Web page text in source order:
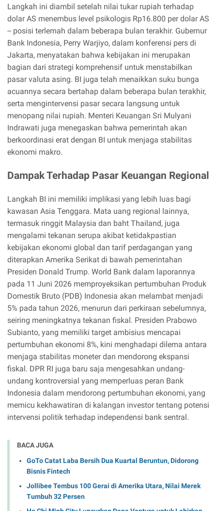
Langkah ini diambil setelah nilai tukar rupiah terhadap
dolar AS menembus level psikologis Rp16.800 per dolar AS
-- posisi terlemah dalam beberapa bulan terakhir. Gubernur
Bank Indonesia, Perry Warjiyo, dalam konferensi pers di
Jakarta, menyatakan bahwa kebijakan ini merupakan
bagian dari strategi komprehensif untuk menstabilkan
pasar valuta asing. BI juga telah menaikkan suku bunga
acuannya secara bertahap dalam beberapa bulan terakhir,
serta mengintervensi pasar secara langsung untuk
menopang nilai rupiah. Menteri Keuangan Sri Mulyani
Indrawati juga menegaskan bahwa pemerintah akan
berkoordinasi erat dengan BI untuk menjaga stabilitas
ekonomi makro.
Dampak Terhadap Pasar Keuangan Regional
Langkah BI ini memiliki implikasi yang lebih luas bagi
kawasan Asia Tenggara. Mata uang regional lainnya,
termasuk ringgit Malaysia dan baht Thailand, juga
mengalami tekanan serupa akibat ketidakpastian
kebijakan ekonomi global dan tarif perdagangan yang
diterapkan Amerika Serikat di bawah pemerintahan
Presiden Donald Trump. World Bank dalam laporannya
pada 11 Juni 2026 memproyeksikan pertumbuhan Produk
Domestik Bruto (PDB) Indonesia akan melambat menjadi
5% pada tahun 2026, menurun dari perkiraan sebelumnya,
seiring meningkatnya tekanan fiskal. Presiden Prabowo
Subianto, yang memiliki target ambisius mencapai
pertumbuhan ekonomi 8%, kini menghadapi dilema antara
menjaga stabilitas moneter dan mendorong ekspansi
fiskal. DPR RI juga baru saja mengesahkan undang-
undang kontroversial yang memperluas peran Bank
Indonesia dalam mendorong pertumbuhan ekonomi, yang
memicu kekhawatiran di kalangan investor tentang potensi
intervensi politik terhadap independensi bank sentral.
BACA JUGA
GoTo Catat Laba Bersih Dua Kuartal Beruntun, Didorong
Bisnis Fintech
Jollibee Tembus 100 Gerai di Amerika Utara, Nilai Merek
Tumbuh 32 Persen